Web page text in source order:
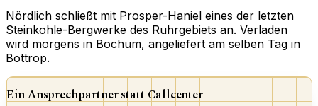
Nördlich schließt mit Prosper-Haniel eines der letzten
Steinkohle-Bergwerke des Ruhrgebiets an. Verladen
wird morgens in Bochum, angeliefert am selben Tag in
Bottrop.
Ein Ansprechpartner statt Callcenter